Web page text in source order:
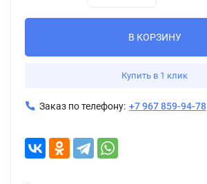
В КОРЗИНУ
Купить в 1 клик
Заказ по телефону: +7 967 859-94-78